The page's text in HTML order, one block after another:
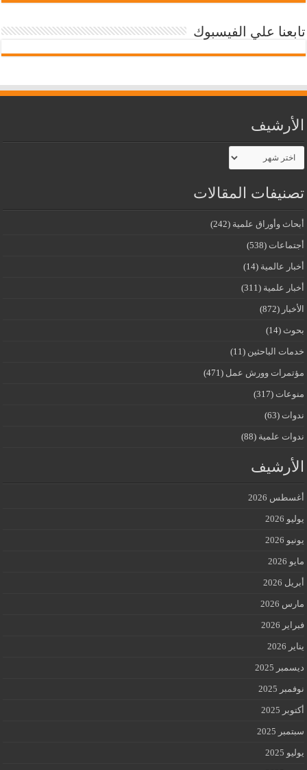
تابعنا علي الفيسبوك
الأرشيف
الأرشيف
تصنيفات المقالات
أبحاث وأوراق علمية (242)
أجتماعات (538)
أخبار عالمية (14)
أخبار علمية (311)
الأخبار (872)
بحوث (14)
خدمات الباحثين (11)
مؤتمرات وورش عمل (471)
منوعات (317)
ندوات (63)
ندوات علمية (88)
الأرشيف
أغسطس 2026
يوليو 2026
يونيو 2026
مايو 2026
أبريل 2026
مارس 2026
فبراير 2026
يناير 2026
ديسمبر 2025
نوفمبر 2025
أكتوبر 2025
سبتمبر 2025
يوليو 2025